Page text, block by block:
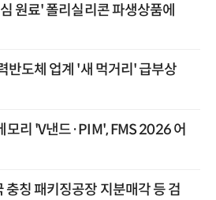
원료' 폴리실리콘 파생상품에
반도체 업계 '새 먹거리' 급부상
모리 'V낸드·PIM', FMS 2026 어
충칭 패키징공장 지분매각 등 검